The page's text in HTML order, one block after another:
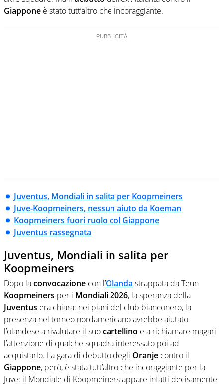
Giappone è stato tutt’altro che incoraggiante.
Juventus, Mondiali in salita per Koopmeiners
Juve-Koopmeiners, nessun aiuto da Koeman
Koopmeiners fuori ruolo col Giappone
Juventus rassegnata
Juventus, Mondiali in salita per
Koopmeiners
Dopo laconvocazione con l’Olanda strappata da Teun
Koopmeiners per i Mondiali2026, la speranza della
Juventus era chiara: nei piani del club bianconero, la
presenza nel torneo nordamericano avrebbe aiutato
l’olandese a rivalutare il suocartellino e a richiamare magari
l’attenzione di qualche squadra interessato poi ad
acquistarlo. La gara di debutto degli Oranje contro il
Giappone, però, è stata tutt’altro che incoraggiante per la
Juve: il Mondiale di Koopmeiners appare infatti decisamente